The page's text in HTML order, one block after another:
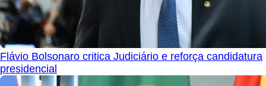
Flávio Bolsonaro critica Judiciário e reforça candidatura
presidencial